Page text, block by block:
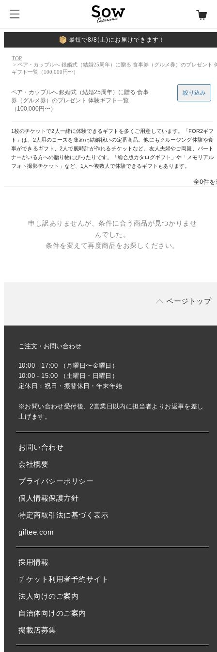
最短で8/8(土)にお届けできます！
TOP
> ペア・カップルへ 銀婚式（結婚25周年）に贈る 食事券（グルメ券）のプレゼント
ギフト一覧（100,000円〜）
ペア・カップルへ 銀婚式（結婚25周年）に贈る 食事
券（グルメ券）のプレゼント 体験ギフト一覧
（100,000円〜）
1枚のチケットで2人一緒に体験できるギフトを多くご用意しています。「FOR2ギフ
ト」は、2人用のコースを集めた結婚祝いの定番商品。他にもクルージング体験や食
事ができるギフト、2人で腕時計が作れるチケットなど。友人夫婦やご両親、パート
ナーがいる方への贈り物にぴったりです。「総合版カタログギフト」や「メモリアル
フォト撮影チケット」など、1人〜複数人で体験できるギフトもあります。
絞り込み
全0件
申し訳ありませんが、条件に合う商品が見つかりませ
んでした。
条件を変えて再度商品をお探しください。
ページトップ
ご注文・お問い合わせ
10:00 - 17:00 （月曜日〜金曜日）
10:00 - 15:00 （土曜日・日曜日）
定休日：祝日・振替休日・年末年始
※お問い合わせ受付後、2営業日以内に担当者よりお返事を差し
上げます。
お問い合わせ
会社概要
プライバシーポリシー
個人情報保護方針
特定商取引法に基づく表示
giftee.com
採用情報
チケット利用者予約サイト
法人向けのご案内
自治体向けのご案内
掲載店募集